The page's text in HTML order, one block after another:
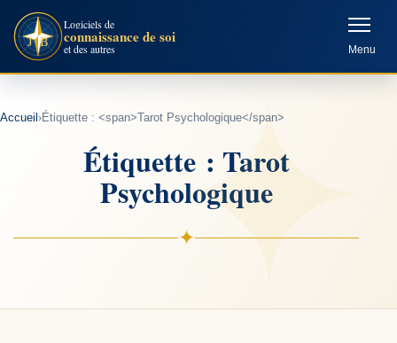
Aller
au
contenu
Logiciels de
connaissance de soi
et des autres Menu
Accueil ›Étiquette : <span>Tarot Psychologique</span>
Étiquette : Tarot
Psychologique
✦